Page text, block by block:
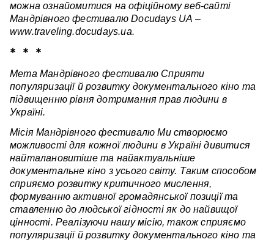
можна ознайомитися на офіційному веб-сайті
Мандрівного фестивалю Docudays UA –
www.traveling.docudays.ua.
* * *
Мета Мандрівного фестивалю Сприяти
популяризації й розвитку документального кіно та
підвищенню рівня дотримання прав людини в
Україні.
Місія Мандрівного фестивалю Ми створюємо
можливості для кожної людини в Україні дивитися
найталановитіше та найактуальніше
документальне кіно з усього світу. Таким способом
сприяємо розвитку критичного мислення,
формуванню активної громадянської позиції та
ставленню до людської гідності як до найвищої
цінності. Реалізуючи нашу місію, також сприяємо
популяризації й розвитку документального кіно та